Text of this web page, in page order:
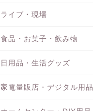
ライブ・現場
食品・お菓子・飲み物
日用品・生活グッズ
家電量販店・デジタル用品